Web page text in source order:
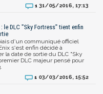
1 31/05/2016, 17:13
le DLC "Sky Fortress" tient enfin
d'un communiqué officiel
s'est enfin décidé à
la date de sortie du DLC "Sky
DLC majeur pensé pour
1 03/03/2016, 15:52